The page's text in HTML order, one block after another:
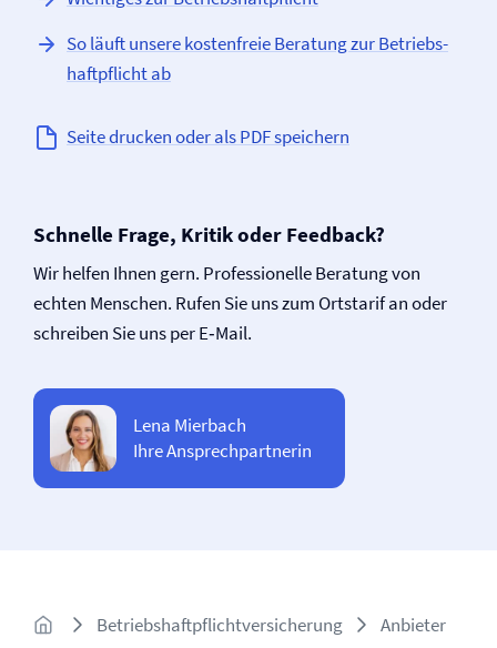
So läuft unsere kostenfreie Beratung zur Betriebs­
haftpflicht ab
Seite drucken oder als PDF speichern
Schnelle Frage, Kritik oder Feedback?
Wir helfen Ihnen gern. Professionelle Beratung von
echten Menschen. Rufen Sie uns zum Ortstarif an oder
schreiben Sie uns per E‑Mail.
Lena Mierbach
Ihre Ansprechpartnerin
Betriebshaftpflichtversicherung
Anbieter